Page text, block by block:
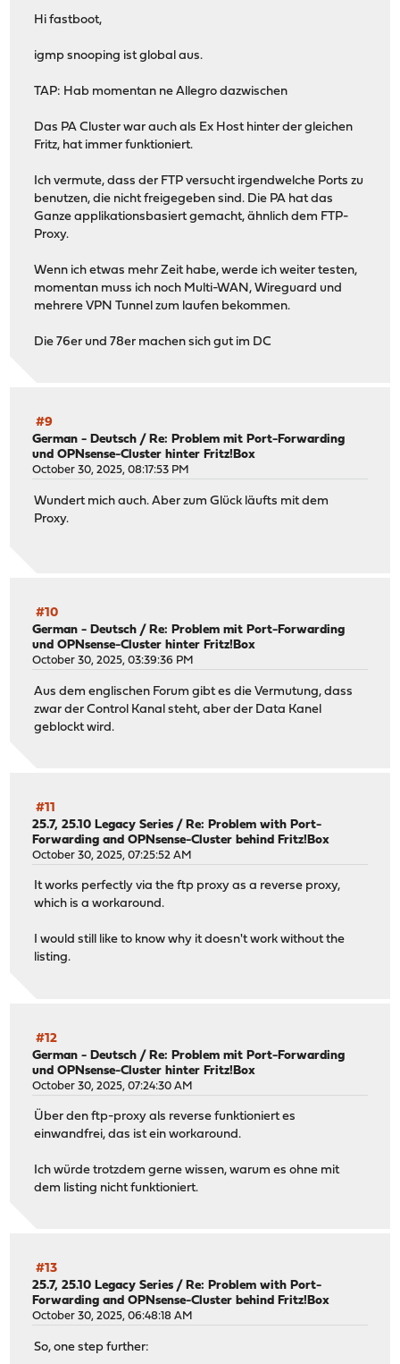
Hi fastboot,
igmp snooping ist global aus.
TAP: Hab momentan ne Allegro dazwischen
Das PA Cluster war auch als Ex Host hinter der gleichen
Fritz, hat immer funktioniert.
Ich vermute, dass der FTP versucht irgendwelche Ports zu
benutzen, die nicht freigegeben sind. Die PA hat das
Ganze applikationsbasiert gemacht, ähnlich dem FTP-
Proxy.
Wenn ich etwas mehr Zeit habe, werde ich weiter testen,
momentan muss ich noch Multi-WAN, Wireguard und
mehrere VPN Tunnel zum laufen bekommen.
Die 76er und 78er machen sich gut im DC
#9
German - Deutsch /Re: Problem mit Port-Forwarding
und OPNsense-Cluster hinter Fritz!Box
October 30, 2025, 08:17:53 PM
Wundert mich auch. Aber zum Glück läufts mit dem
Proxy.
#10
German - Deutsch /Re: Problem mit Port-Forwarding
und OPNsense-Cluster hinter Fritz!Box
October 30, 2025, 03:39:36 PM
Aus dem englischen Forum gibt es die Vermutung, dass
zwar der Control Kanal steht, aber der Data Kanel
geblockt wird.
#11
25.7, 25.10 Legacy Series / Re: Problem with Port-
Forwarding and OPNsense-Cluster behind Fritz!Box
October 30, 2025, 07:25:52 AM
It works perfectly via the ftp proxy as a reverse proxy,
which is a workaround.
I would still like to know why it doesn't work without the
listing.
#12
German - Deutsch / Re: Problem mit Port-Forwarding
und OPNsense-Cluster hinter Fritz!Box
October 30, 2025, 07:24:30 AM
Über den ftp-proxy als reverse funktioniert es
einwandfrei, das ist ein workaround.
Ich würde trotzdem gerne wissen, warum es ohne mit
dem listing nicht funktioniert.
#13
25.7, 25.10 Legacy Series /Re: Problem with Port-
Forwarding and OPNsense-Cluster behind Fritz!Box
October 30, 2025, 06:48:18 AM
So, one step further: